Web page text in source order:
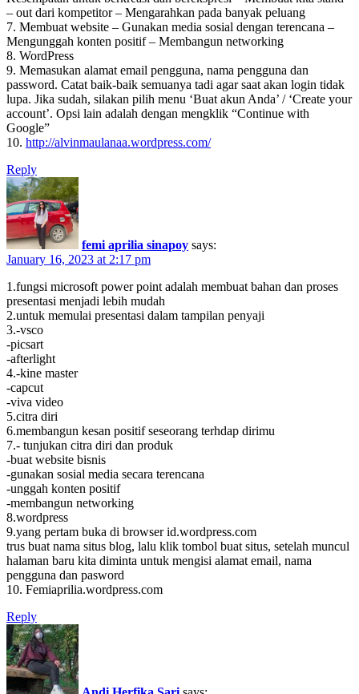
– out dari kompetitor – Mengarahkan pada banyak peluang
7. Membuat website – Gunakan media sosial dengan terencana –
Mengunggah konten positif – Membangun networking
8. WordPress
9. Memasukan alamat email pengguna, nama pengguna dan
password. Catat baik-baik semuanya tadi agar saat akan login tidak
lupa. Jika sudah, silakan pilih menu ‘Buat akun Anda’ / ‘Create your
account’. Opsi lain adalah dengan mengklik “Continue with
Google”
10. http://alvinmaulanaa.wordpress.com/
Reply
femi aprilia sinapoy says:
January 16, 2023 at 2:17 pm
1.fungsi microsoft power point adalah membuat bahan dan proses
presentasi menjadi lebih mudah
2.untuk memulai presentasi dalam tampilan penyaji
3.-vsco
-picsart
-afterlight
4.-kine master
-capcut
-viva video
5.citra diri
6.membangun kesan positif seseorang terhdap dirimu
7.- tunjukan citra diri dan produk
-buat website bisnis
-gunakan sosial media secara terencana
-unggah konten positif
-membangun networking
8.wordpress
9.yang pertam buka di browser id.wordpress.com
trus buat nama situs blog, lalu klik tombol buat situs, setelah muncul
halaman baru kita diminta untuk mengisi alamat email, nama
pengguna dan pasword
10. Femiaprilia.wordpress.com
Reply